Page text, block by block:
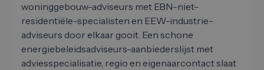
woninggebouw-adviseurs met EBN-niet-
residentiële-specialisten en EEW-industrie-
adviseurs door elkaar gooit. Een schone
energiebeleidsadviseurs-aanbiederslijst met
adviesspecialisatie, regio en eigenaarcontact slaat